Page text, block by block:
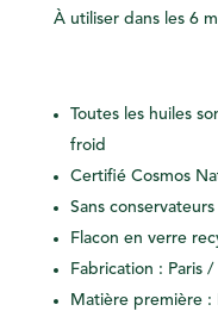
À utiliser dans les 6
Toutes les huiles
froid
Certifié Cosmos
Sans conservateurs
Flacon en verre
Fabrication : Paris /
Matière première :